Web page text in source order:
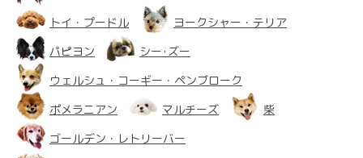
トイ・プードル
ヨークシャー・テリア
パピヨン
シー･ズー
ウェルシュ・コーギー・ペンブローク
ポメラニアン
マルチーズ
柴
ゴールデン・レトリーバー